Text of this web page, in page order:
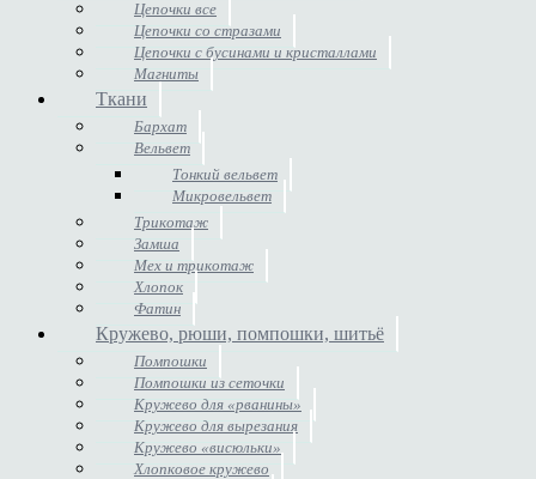
Цепочки все
Цепочки со стразами
Цепочки с бусинами и кристаллами
Магниты
Ткани
Бархат
Вельвет
Тонкий вельвет
Микровельвет
Трикотаж
Замша
Мех и трикотаж
Хлопок
Фатин
Кружево, рюши, помпошки, шитьё
Помпошки
Помпошки из сеточки
Кружево для «рванины»
Кружево для вырезания
Кружево «висюльки»
Хлопковое кружево